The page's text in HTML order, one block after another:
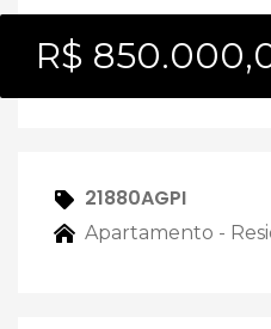
R$
21880AGPI
Apartamento -